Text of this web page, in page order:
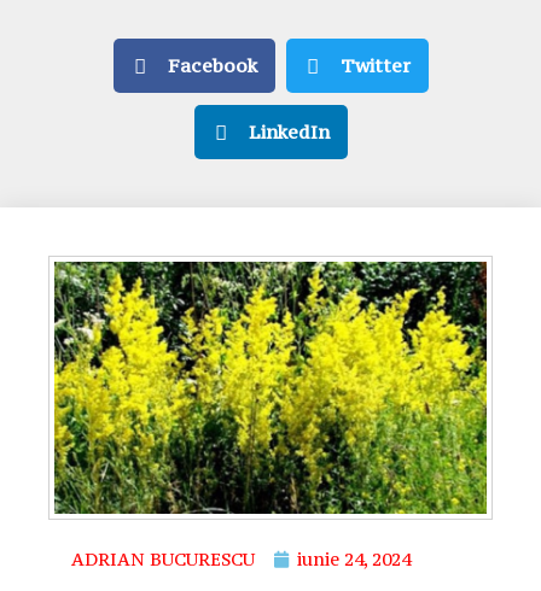
Facebook Twitter
LinkedIn
ADRIAN BUCURESCU iunie 24, 2024